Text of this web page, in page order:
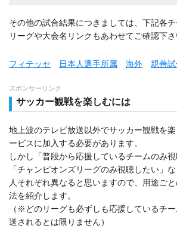
その他の試合結果につきましては、下記各チ
リーグや大会名リンクもあわせてご確認下さ
フィテッセ 日本人選手所属 海外 親善試
スポンサーリンク
サッカー観戦を楽しむには
地上波のテレビ放送以外でサッカー観戦を
ービスに加入する必要があります。
しかし「普段から応援しているチームのみ視
「チャンピオンズリーグのみ視聴したい」
人それぞれ異なると思いますので、用途ご
法を紹介します。
（※どのリーグも必ずしも応援しているチ
送されるとは限りません）